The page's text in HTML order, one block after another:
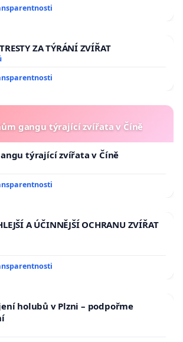
ZA TÝRÁNÍ ZVÍŘAT
gangu týrající zvířata v Číně
týrající zvířata v Číně
A ÚČINNĚJŠÍ OCHRANU ZVÍŘAT
holubů v Plzni – podpořme